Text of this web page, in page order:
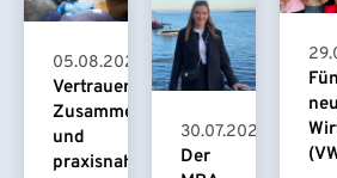
05.08.2026
Vertrauensvolle
Zusammenarbeit
und
praxisnahe
30.07.2026
Der